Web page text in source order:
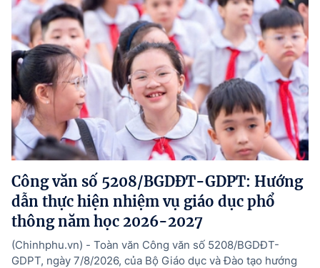
Công văn số 5208/BGDĐT-GDPT: Hướng
dẫn thực hiện nhiệm vụ giáo dục phổ
thông năm học 2026-2027
(Chinhphu.vn) - Toàn văn Công văn số 5208/BGDĐT-
GDPT, ngày 7/8/2026, của Bộ Giáo dục và Đào tạo hướng